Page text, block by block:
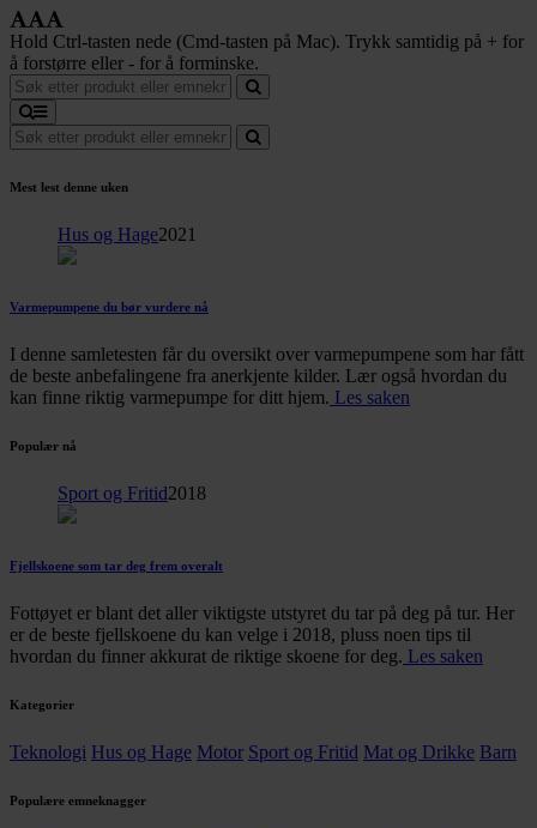
Hold Ctrl-tasten nede (Cmd-tasten på Mac). Trykk samtidig på + for
å forstørre eller - for å forminske.
Mest lest denne uken
Hus og Hage2021
Varmepumpene du bør vurdere nå
I denne samletesten får du oversikt over varmepumpene som har fått
de beste anbefalingene fra anerkjente kilder. Lær også hvordan du
kan finne riktig varmepumpe for ditt hjem. Les saken
Populær nå
Sport og Fritid2018
Fjellskoene som tar deg frem overalt
Fottøyet er blant det aller viktigste utstyret du tar på deg på tur. Her
er de beste fjellskoene du kan velge i 2018, pluss noen tips til
hvordan du finner akkurat de riktige skoene for deg. Les saken
Kategorier
Teknologi Hus og Hage Motor Sport og Fritid Mat og Drikke Barn
Populære emneknagger